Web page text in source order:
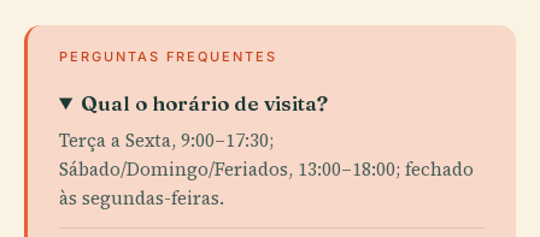
PERGUNTAS FREQUENTES
Qual o horário de visita?
Terça a Sexta, 9:00–17:30;
Sábado/Domingo/Feriados, 13:00–18:00; fechado
às segundas-feiras.